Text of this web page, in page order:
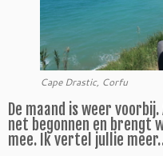
Cape Drastic, Corfu
De maand is weer
net begonnen en brengt
mee. Ik vertel jullie